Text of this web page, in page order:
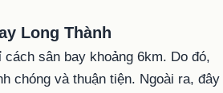
Long Thành
sân bay khoảng 6km. Do đó,
chóng và thuận tiện. Ngoài ra, đây